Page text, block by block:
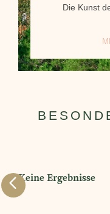
Die Kunst
Keine Ergebnisse